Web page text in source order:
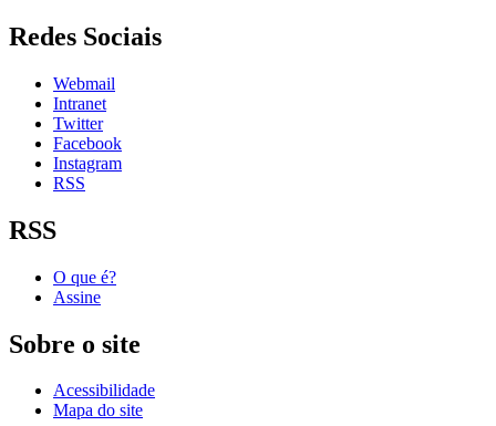
Redes Sociais
Webmail
Intranet
Twitter
Facebook
Instagram
RSS
RSS
O que é?
Assine
Sobre o site
Acessibilidade
Mapa do site